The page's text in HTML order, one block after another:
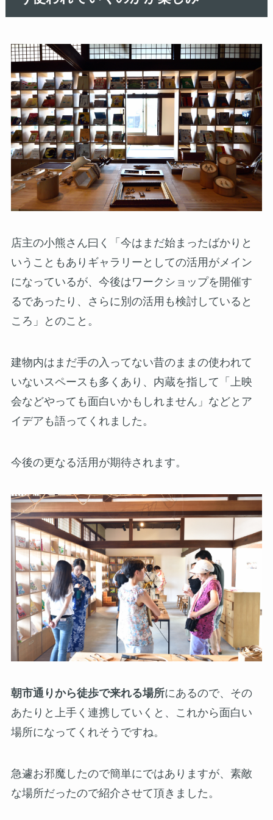
店主の小熊さん曰く「今はまだ始まったばかりと
いうこともありギャラリーとしての活用がメイン
になっているが、今後はワークショップを開催す
るであったり、さらに別の活用も検討していると
ころ」とのこと。
建物内はまだ手の入ってない昔のままの使われて
いないスペースも多くあり、内蔵を指して「上映
会などやっても面白いかもしれません」などとア
イデアも語ってくれました。
今後の更なる活用が期待されます。
朝市通りから徒歩で来れる場所にあるので、その
あたりと上手く連携していくと、これから面白い
場所になってくれそうですね。
急遽お邪魔したので簡単にではありますが、素敵
な場所だったので紹介させて頂きました。